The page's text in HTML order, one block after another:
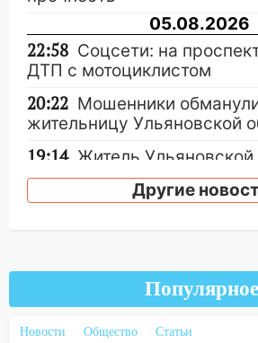
05.08.2026
22:58 Соцсети: на
ДТП с мотоциклистом
20:22 Мошенники
жительницу Ульяновской
19:14 Житель Ульяновской
подвез троих
заработал уголовное дело
Мотофристайл, рок и
экстрим: в Ульяновске
большой фестиваль «Наше
Другие
Популярное
Новости Общество
Статьи